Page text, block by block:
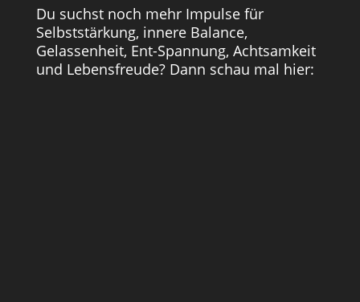
Du suchst noch mehr Impulse für
Selbststärkung, innere Balance,
Gelassenheit, Ent-Spannung, Achtsamkeit
und Lebensfreude? Dann schau mal hier: